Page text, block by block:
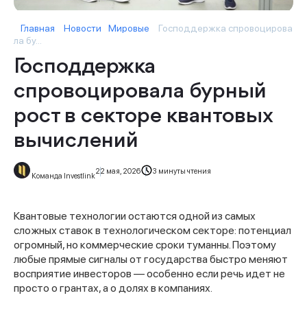
Главная Новости Мировые
Господдержка спровоцирова
ла бу...
Господдержка
спровоцировала бурный
рост в секторе квантовых
вычислений
Команда Investlink
22 мая, 2026 3 минуты чтения
Квантовые технологии остаются одной из самых
сложных ставок в технологическом секторе: потенциал
огромный, но коммерческие сроки туманны. Поэтому
любые прямые сигналы от государства быстро меняют
восприятие инвесторов — особенно если речь идет не
просто о грантах, а о долях в компаниях.